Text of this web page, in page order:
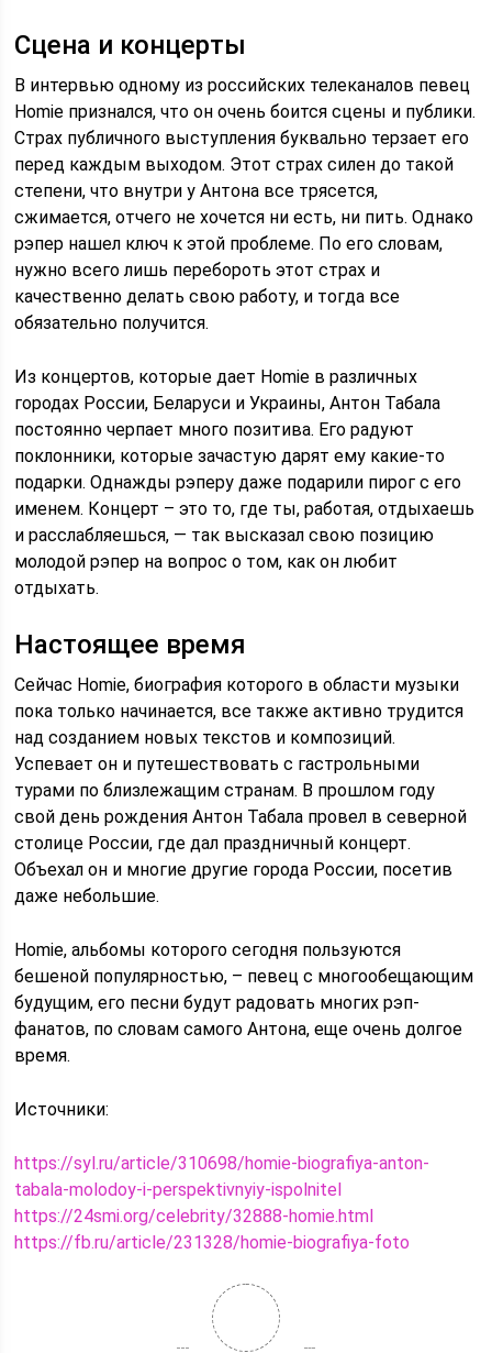
Сцена и концерты
В интервью одному из российских телеканалов певец
Homie признался, что он очень боится сцены и публики.
Страх публичного выступления буквально терзает его
перед каждым выходом. Этот страх силен до такой
степени, что внутри у Антона все трясется,
сжимается, отчего не хочется ни есть, ни пить. Однако
рэпер нашел ключ к этой проблеме. По его словам,
нужно всего лишь перебороть этот страх и
качественно делать свою работу, и тогда все
обязательно получится.
Из концертов, которые дает Homie в различных
городах России, Беларуси и Украины, Антон Табала
постоянно черпает много позитива. Его радуют
поклонники, которые зачастую дарят ему какие-то
подарки. Однажды рэперу даже подарили пирог с его
именем. Концерт – это то, где ты, работая, отдыхаешь
и расслабляешься, — так высказал свою позицию
молодой рэпер на вопрос о том, как он любит
отдыхать.
Настоящее время
Сейчас Homie, биография которого в области музыки
пока только начинается, все также активно трудится
над созданием новых текстов и композиций.
Успевает он и путешествовать с гастрольными
турами по близлежащим странам. В прошлом году
свой день рождения Антон Табала провел в северной
столице России, где дал праздничный концерт.
Объехал он и многие другие города России, посетив
даже небольшие.
Homie, альбомы которого сегодня пользуются
бешеной популярностью, – певец с многообещающим
будущим, его песни будут радовать многих рэп-
фанатов, по словам самого Антона, еще очень долгое
время.
Источники:
https://syl.ru/article/310698/homie-biografiya-anton-
tabala-molodoy-i-perspektivnyiy-ispolnitel
https://24smi.org/celebrity/32888-homie.html
https://fb.ru/article/231328/homie-biografiya-foto